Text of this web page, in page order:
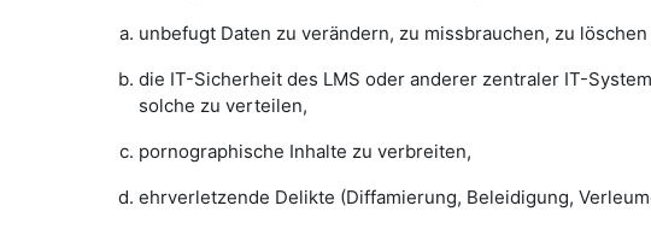
unbefugt Daten zu verändern, zu missbrauchen, zu
die IT-Sicherheit des LMS oder anderer zentraler IT-
solche zu verteilen,
pornographische Inhalte zu verbreiten,
ehrverletzende Delikte (Diffamierung, Beleidigung,